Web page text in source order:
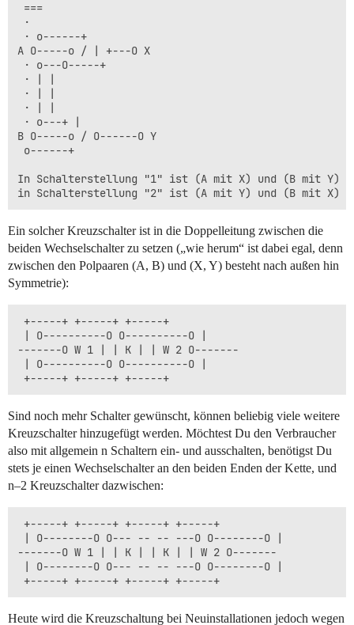
===
·
· o------+
A O-----o / | +---O X
· o---O-----+
· | |
· | |
· | |
· o---+ |
B O-----o / O------O Y
o------+
In Schalterstellung "1" ist (A mit X) und (B mit Y)
Ein solcher Kreuzschalter ist in die Doppelleitung zwischen die
beiden Wechselschalter zu setzen („wie herum“ ist dabei egal, denn
zwischen den Polpaaren (A, B) und (X, Y) besteht nach außen hin
Symmetrie):
+-----+ +-----+ +-----+
| O----------O O----------O |
-------O W 1 | | K | | W 2 O-------
| O----------O O----------O |
Sind noch mehr Schalter gewünscht, können beliebig viele weitere
Kreuzschalter hinzugefügt werden. Möchtest Du den Verbraucher
also mit allgemein n Schaltern ein- und ausschalten, benötigst Du
stets je einen Wechselschalter an den beiden Enden der Kette, und
n–2 Kreuzschalter dazwischen:
+-----+ +-----+ +-----+ +-----+
| O--------O O--- -- -- ---O O--------O |
-------O W 1 | | K | | K | | W 2 O-------
| O--------O O--- -- -- ---O O--------O |
Heute wird die Kreuzschaltung bei Neuinstallationen jedoch wegen